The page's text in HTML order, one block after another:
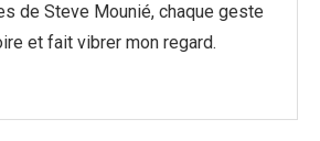
de Steve Mounié, chaque geste
et fait vibrer mon regard.